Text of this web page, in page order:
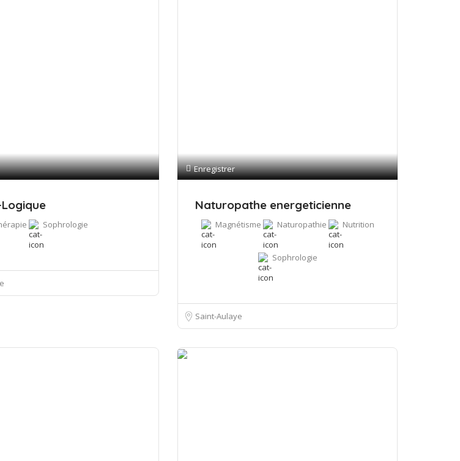
Sophrologie
Enregistrer
Naturopathe energeticienne
Magnétisme Naturopathie Nutrition
Sophrologie
Saint-Aulaye